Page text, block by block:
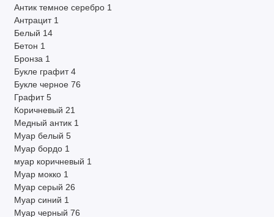
Антик темное серебро 1
Антрацит 1
Белый 14
Бетон 1
Бронза 1
Букле графит 4
Букле черное 76
Графит 5
Коричневый 21
Медный антик 1
Муар белый 5
Муар бордо 1
муар коричневый 1
Муар мокко 1
Муар серый 26
Муар синий 1
Муар черный 76